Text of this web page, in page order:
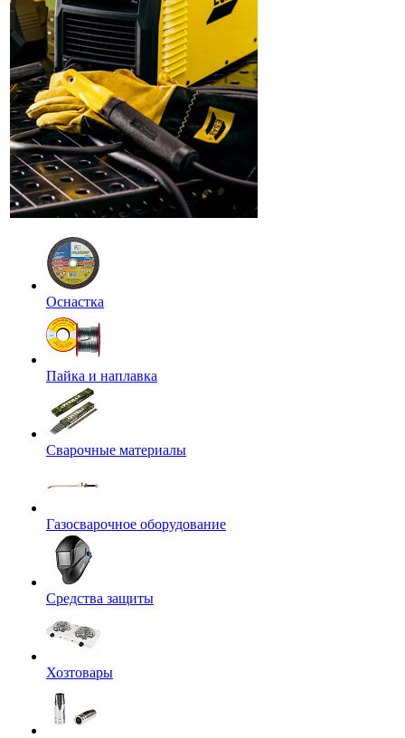
Оснастка
Пайка и наплавка
Сварочные материалы
Газосварочное оборудование
Средства защиты
Хозтовары